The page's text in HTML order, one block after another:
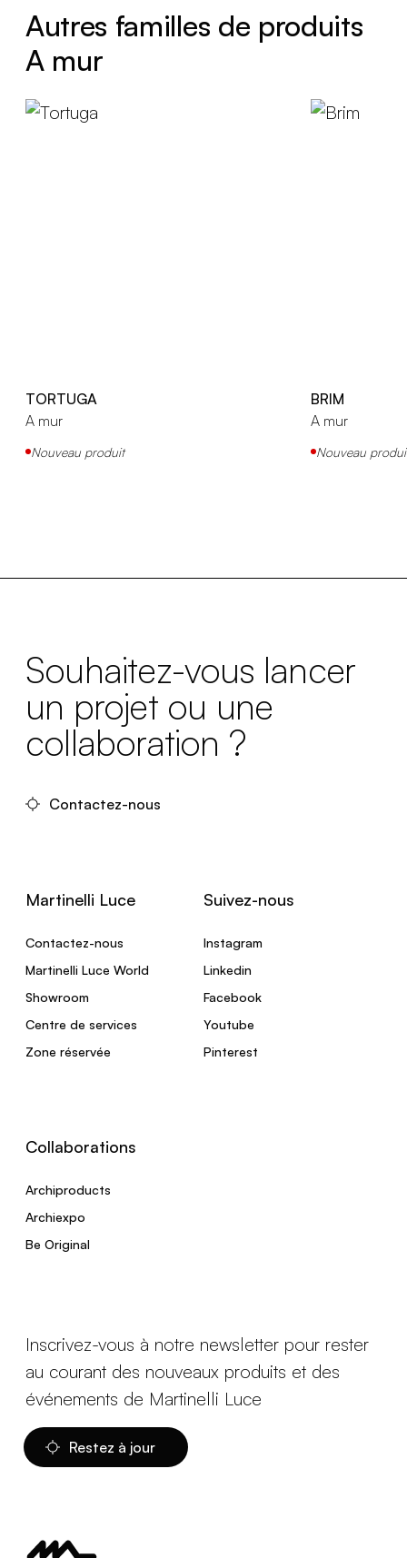
Autres familles de produits
A mur
TORTUGA
A mur
Nouveau produit
BRIM
A mur
Nouveau
Souhaitez-vous lancer
un projet ou une
collaboration ?
Contactez-nous
Martinelli Luce
Contactez-nous
Martinelli Luce World
Showroom
Centre de services
Zone réservée
Suivez-nous
Instagram
Linkedin
Facebook
Youtube
Pinterest
Collaborations
Archiproducts
Archiexpo
Be Original
Inscrivez-vous à notre newsletter pour rester
au courant des nouveaux produits et des
événements de Martinelli Luce
Restez à jour